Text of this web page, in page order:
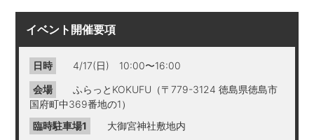
イベント開催要項
日時
4/17(日) 10:00〜16:00
会場
ふらっとKOKUFU（〒779-3124 徳島県徳島市
国府町中369番地の1）
臨時駐車場1
大御宮神社敷地内